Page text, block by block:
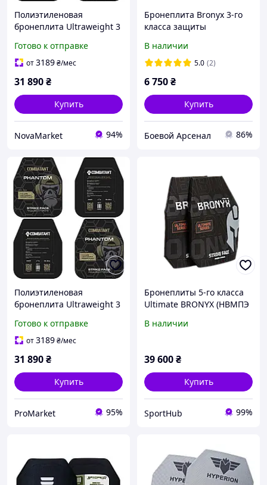
Полиэтиленовая
бронеплита Ultraweight 3
Готово к отправке
от3189₴/мес
31 890₴
Купить
NovaMarket 94%
Бронеплита Bronyx 3-го
класса защиты
В наличии
5.0 (2)
6 750₴
Купить
Боевой Арсенал 86%
Полиэтиленовая
бронеплита Ultraweight 3
Готово к отправке
от3189₴/мес
31 890₴
Купить
ProMarket 95%
Бронеплиты 5-го класса
Ultimate BRONYX (НВМПЭ
В наличии
39 600₴
Купить
SportHub 99%